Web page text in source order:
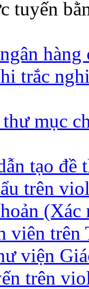
dụng
tin
ký thành
muốn
cho cá
tuyến
trắc
mục